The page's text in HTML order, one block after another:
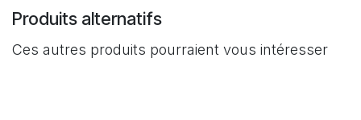
Produits alternatifs
Ces autres produits pourraient vous intéresser